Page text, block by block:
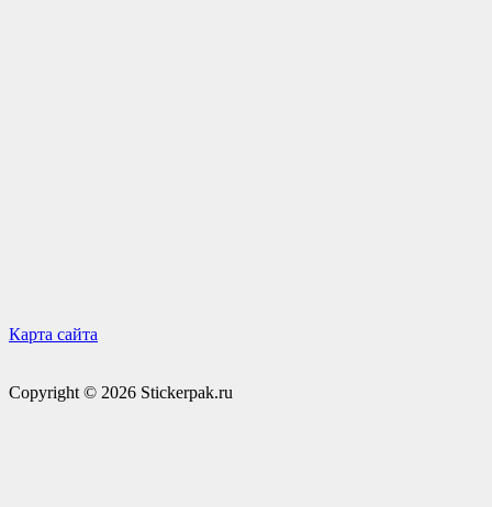
Карта сайта
Copyright © 2026 Stickerpak.ru